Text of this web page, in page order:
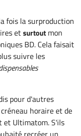
fois la surproduction
etsurtoutmon
BD. Cela faisait
suivre les
pour d'autres
horaire et de
et Ultimatom. S'ils